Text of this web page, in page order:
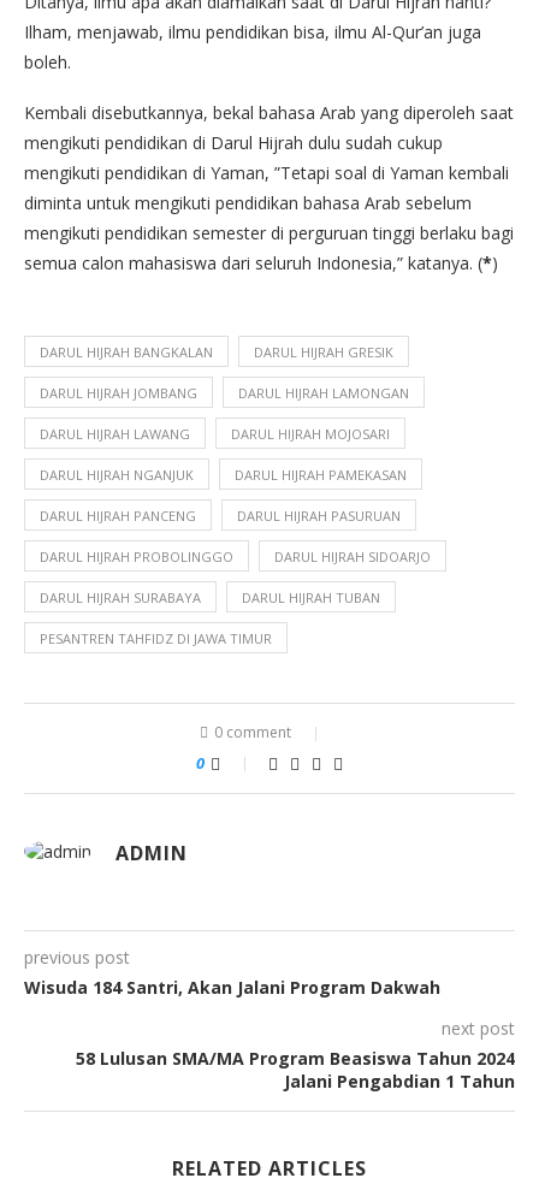
Ilham, menjawab, ilmu pendidikan bisa, ilmu Al-Qur’an juga
boleh.
Kembali disebutkannya, bekal bahasa Arab yang diperoleh saat
mengikuti pendidikan di Darul Hijrah dulu sudah cukup
mengikuti pendidikan di Yaman, ”Tetapi soal di Yaman kembali
diminta untuk mengikuti pendidikan bahasa Arab sebelum
mengikuti pendidikan semester di perguruan tinggi berlaku bagi
semua calon mahasiswa dari seluruh Indonesia,” katanya. (*)
DARUL HIJRAH BANGKALAN DARUL HIJRAH GRESIK
DARUL HIJRAH JOMBANG DARUL HIJRAH LAMONGAN
DARUL HIJRAH LAWANG DARUL HIJRAH MOJOSARI
DARUL HIJRAH NGANJUK DARUL HIJRAH PAMEKASAN
DARUL HIJRAH PANCENG DARUL HIJRAH PASURUAN
DARUL HIJRAH PROBOLINGGO DARUL HIJRAH SIDOARJO
DARUL HIJRAH SURABAYA DARUL HIJRAH TUBAN
PESANTREN TAHFIDZ DI JAWA TIMUR
0 comment
0
ADMIN
previous post
Wisuda 184 Santri, Akan Jalani Program Dakwah
next post
58 Lulusan SMA/MA Program Beasiswa Tahun 2024
Jalani Pengabdian 1 Tahun
RELATED ARTICLES